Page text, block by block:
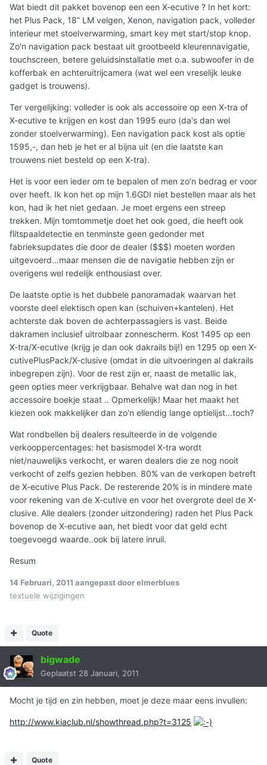
Wat biedt dit pakket bovenop een een X-ecutive ? In het kort:
het Plus Pack, 18” LM velgen, Xenon, navigation pack, volleder
interieur met stoelverwarming, smart key met start/stop knop.
Zo'n navigation pack bestaat uit grootbeeld kleurennavigatie,
touchscreen, betere geluidsinstallatie met o.a. subwoofer in de
kofferbak en achteruitrijcamera (wat wel een vreselijk leuke
gadget is trouwens).
Ter vergelijking: volleder is ook als accessoire op een X-tra of
X-ecutive te krijgen en kost dan 1995 euro (da's dan wel
zonder stoelverwarming). Een navigation pack kost als optie
1595,-, dan heb je het er al bijna uit (en die laatste kan
trouwens niet besteld op een X-tra).
Het is voor een ieder om te bepalen of men zo’n bedrag er voor
over heeft. Ik kon het op mijn 1.6GDI niet bestellen maar als het
kon, had ik het niet gedaan. Je moet ergens een streep
trekken. Mijn tomtommetje doet het ook goed, die heeft ook
flitspaaldetectie en tenminste geen gedonder met
fabrieksupdates die door de dealer ($$$) moeten worden
uitgevoerd…maar mensen die de navigatie hebben zijn er
overigens wel redelijk enthousiast over.
De laatste optie is het dubbele panoramadak waarvan het
voorste deel elektisch open kan (schuiven+kantelen). Het
achterste dak boven de achterpassagiers is vast. Beide
dakramen inclusief uitrolbaar zonnescherm. Kost 1495 op een
X-tra/X-ecutive (krijg je dan ook dakrails bij!) en 1295 op een X-
cutivePlusPack/X-clusive (omdat in die uitvoeringen al dakrails
inbegrepen zijn). Voor de rest zijn er, naast de metallic lak,
geen opties meer verkrijgbaar. Behalve wat dan nog in het
accessoire boekje staat .. Opmerkelijk! Maar het maakt het
kiezen ook makkelijker dan zo'n ellendig lange optielijst...toch?
Wat rondbellen bij dealers resulteerde in de volgende
verkooppercentages: het basismodel X-tra wordt
niet/nauwelijks verkocht, er waren dealers die ze nog nooit
verkocht of zelfs gezien hebben. 80% van de verkopen betreft
de X-ecutive Plus Pack. De resterende 20% is in mindere mate
voor rekening van de X-cutive en voor het overgrote deel de X-
clusive. Alle dealers (zonder uitzondering) raden het Plus Pack
bovenop de X-ecutive aan, het biedt voor dat geld echt
toegevoegd waarde..ook bij latere inruil.
Resum
14 Februari, 2011 aangepast door elmerblues
textuele wijzigingen
Quote
bigwade
Geplaatst 28 Januari, 2011
Mocht je tijd en zin hebben, moet je deze maar eens invullen:
http://www.kiaclub.nl/showthread.php?t=3125
Quote